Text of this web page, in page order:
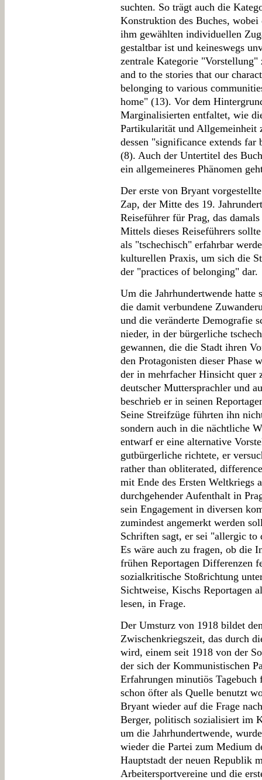
suchten. So trägt auch die
Konstruktion des Buches, wobei
ihm gewählten individuellen
gestaltbar ist und keineswegs
zentrale Kategorie
and to the stories that our
belonging to various
home" (13). Vor dem
Marginalisierten entfaltet, wie
Partikularität und Allgemeinheit
dessen "significance extends
(8). Auch der Untertitel des
ein allgemeineres Phänomen
Der erste von Bryant
Zap, der Mitte des 19.
Reiseführer für Prag, das
Mittels dieses Reiseführers
als "tschechisch" erfahrbar
kulturellen Praxis, um sich die
der "practices of belonging" dar.
Um die Jahrhundertwende
die damit verbundene
und die veränderte Demografie
nieder, in der bürgerliche
gewannen, die die Stadt ihren
den Protagonisten dieser Phase
der in mehrfacher Hinsicht quer
deutscher Muttersprachler und
beschrieb er in seinen
Seine Streifzüge führten ihn
sondern auch in die nächtliche
entwarf er eine alternative
gutbürgerliche richtete, er
rather than obliterated,
mit Ende des Ersten Weltkriegs
durchgehender Aufenthalt in
sein Engagement in diversen
zumindest angemerkt werden
Schriften sagt, er sei "allergic
Es wäre auch zu fragen, ob die
frühen Reportagen Differenzen
sozialkritische Stoßrichtung
Sichtweise, Kischs Reportagen
lesen, in Frage.
Der Umsturz von 1918 bildet
Zwischenkriegszeit, das durch
wird, einem seit 1918 von der
der sich der Kommunistischen
Erfahrungen minutiös
schon öfter als Quelle benutzt
Bryant wieder auf die Frage
Berger, politisch sozialisiert im
um die Jahrhundertwende,
wieder die Partei zum Medium
Hauptstadt der neuen Republik
Arbeitersportvereine und die